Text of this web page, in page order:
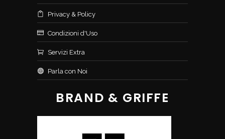
Privacy & Policy
Condizioni d'Uso
Servizi Extra
Parla con Noi
BRAND & GRIFFE